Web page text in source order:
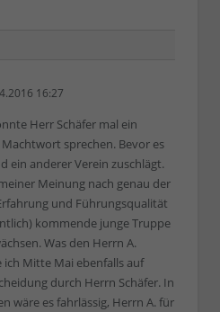
16:27
Herr Schäfer mal ein
sprechen. Bevor es
ein anderer Verein zuschlägt.
Meinung nach genau der
und Führungsqualität
kommende junge Truppe
Was den Herrn A.
Mitte Mai ebenfalls auf
durch Herrn Schäfer. In
wäre es fahrlässig, Herrn A. für